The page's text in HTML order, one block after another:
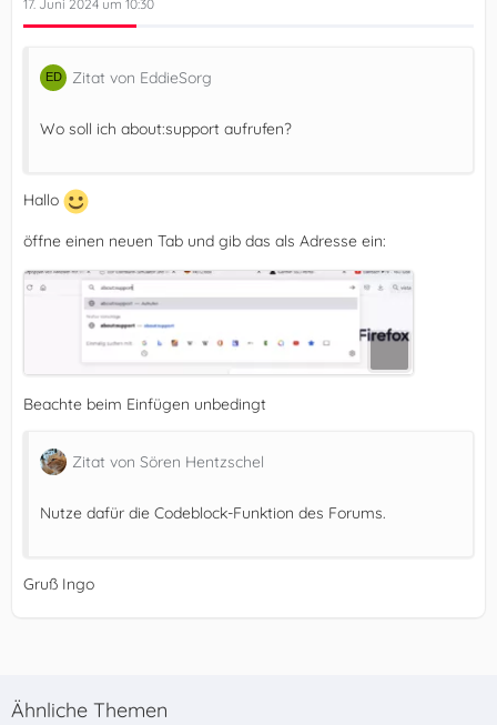
17. Juni 2024 um 10:30
Zitat von EddieSorg
Wo soll ich about:support aufrufen?
Hallo
öffne einen neuen Tab und gib das als Adresse ein:
Beachte beim Einfügen unbedingt
Zitat von Sören Hentzschel
Nutze dafür die Codeblock-Funktion des Forums.
Gruß Ingo
Ähnliche Themen